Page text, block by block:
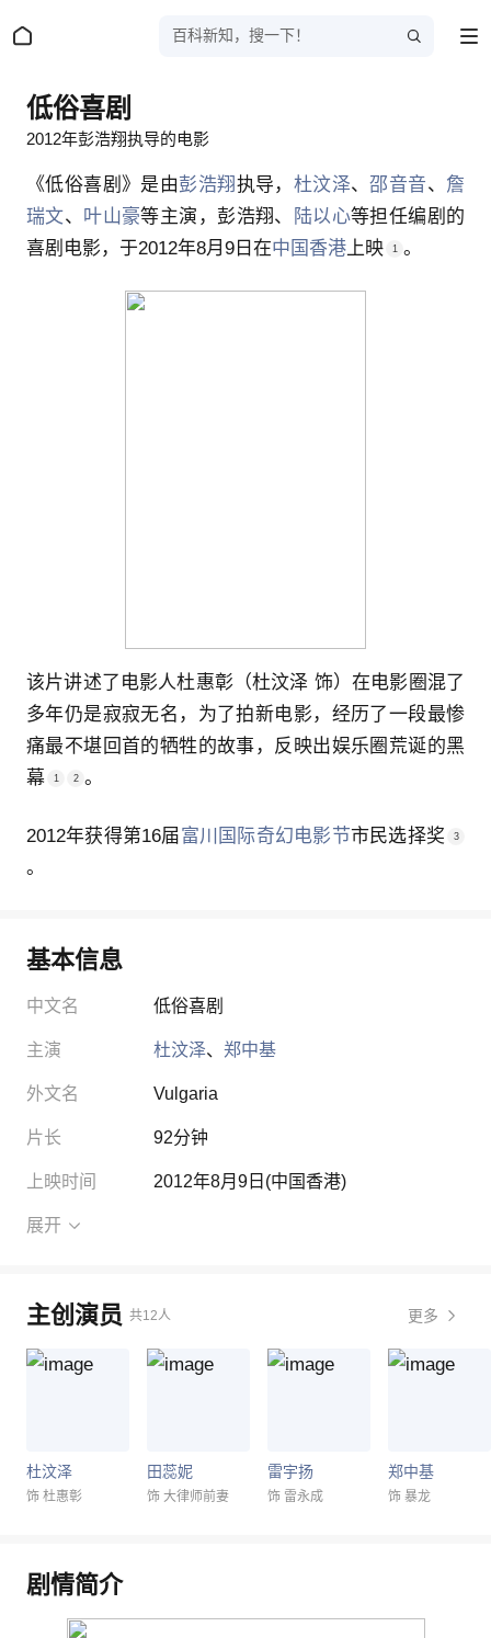
百科新知，搜一下！
低俗喜剧
2012年彭浩翔执导的电影
《低俗喜剧》是由彭浩翔执导， 杜汶泽、邵音音、 詹
瑞文、 叶山豪等主演，彭浩翔、 陆以心等担任编剧的
喜剧电影，于2012年8月9日 在中国香港上映 1 。
该片讲述了电影人杜惠彰（杜汶泽 饰）在电影圈混了
多年仍是寂寂无名，为了拍新电影，经历了一段最惨
痛最不堪回首的牺牲的故事，反映出娱乐圈荒诞的黑
幕
1 2 。
2012年获得第16届富川国际奇幻电影节市民选择奖 3
。
基本信息
中文名 低俗喜剧
主演 杜汶泽、 郑中基
外文名 Vulgaria
片长 92分钟
上映时间 2012年8月9日 (中国香港)
展开
主创演员 共12人 更多
杜汶泽
饰 杜惠彰
田蕊妮
饰 大律师前妻
雷宇扬
饰 雷永成
郑中基
饰 暴龙
剧情简介